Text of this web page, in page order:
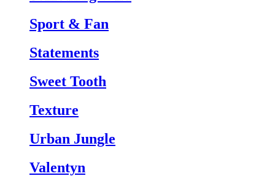
Sport & Fan
Statements
Sweet Tooth
Texture
Urban Jungle
Valentyn